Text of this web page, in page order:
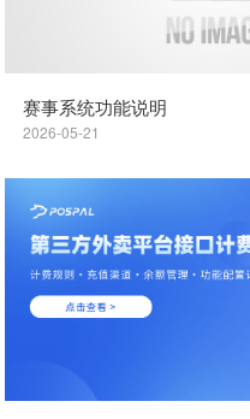
赛事系统功能说明
2026-05-21